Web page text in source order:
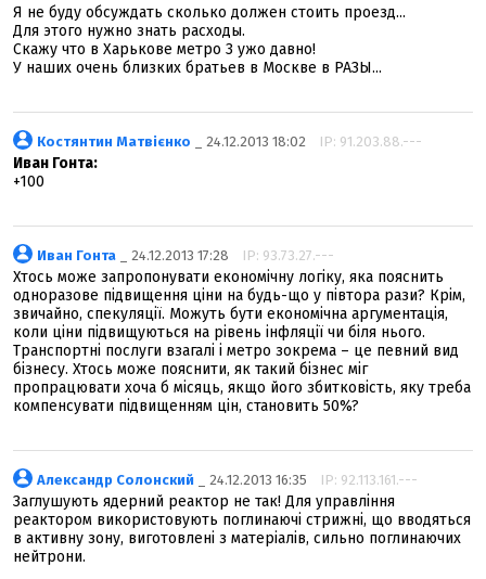
Я не буду обсуждать сколько должен стоить проезд...
Для этого нужно знать расходы.
Скажу что в Харькове метро 3 ужо давно!
У наших очень близких братьев в Москве в РАЗЫ...
Костянтин Матвієнко _ 24.12.2013 18:02 IP: 91.203.88.---
Иван Гонта:
+100
Иван Гонта _ 24.12.2013 17:28 IP: 93.73.27.---
Хтось може запропонувати економічну логіку, яка пояснить
одноразове підвищення ціни на будь-що у півтора рази? Крім,
звичайно, спекуляції. Можуть бути економічна аргументація,
коли ціни підвищуються на рівень інфляції чи біля нього.
Транспортні послуги взагалі і метро зокрема – це певний вид
бізнесу. Хтось може пояснити, як такий бізнес міг
пропрацювати хоча б місяць, якщо його збитковість, яку треба
компенсувати підвищенням цін, становить 50%?
Александр Солонский _ 24.12.2013 16:35 IP: 92.113.161.---
Заглушують ядерний реактор не так! Для управління
реактором використовують поглинаючі стрижні, що вводяться
в активну зону, виготовлені з матеріалів, сильно поглинаючих
нейтрони.